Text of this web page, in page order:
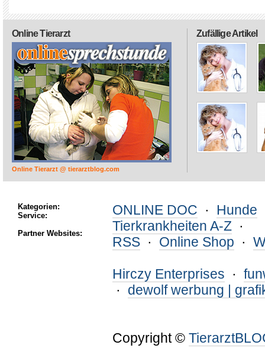
Zufällige Artikel
Online Tierarzt
Online Tierarzt @ tierarztblog.com
Kategorien:
Service:
Partner Websites:
ONLINE DOC · Hunde
Tierkrankheiten A-Z ·
RSS · Online Shop ·
Hirczy Enterprises ·
· dewolf werbung |
Copyright ©